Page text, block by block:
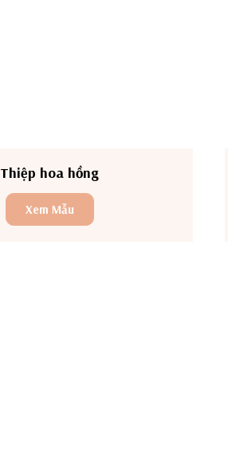
Thiệp hoa hồng
Xem Mẫu